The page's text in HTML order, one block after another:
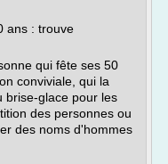
ans : trouve
qui fête ses 50
conviviale, qui la
brise-glace pour les
des personnes ou
des noms d'hommes